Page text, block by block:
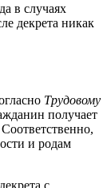
в случаях
декрета никак
Трудовому
получает
и родам